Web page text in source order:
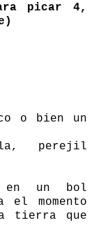
picar 4,
o bien un
perejil
en un bol
momento
tierra que